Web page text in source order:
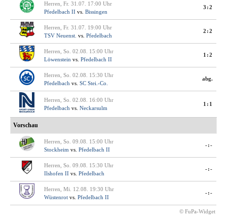
Herren, Fr. 31.07. 17:00 Uhr
Pfedelbach II vs. Bissingen
3:2
Herren, Fr. 31.07. 19:00 Uhr
TSV Neuenst. vs. Pfedelbach
2:2
Herren, So. 02.08. 15:00 Uhr
Löwenstein vs. Pfedelbach II
1:2
Herren, So. 02.08. 15:30 Uhr
Pfedelbach vs. SC Stei.-Co.
abg.
Herren, So. 02.08. 16:00 Uhr
Pfedelbach vs. Neckarsulm
1:1
Vorschau
Herren, So. 09.08. 15:00 Uhr
Stockheim vs. Pfedelbach II
-:-
Herren, So. 09.08. 15:30 Uhr
Ilshofen II vs. Pfedelbach
-:-
Herren, Mi. 12.08. 19:30 Uhr
Wüstenrot vs. Pfedelbach II
-:-
© FuPa-Widget